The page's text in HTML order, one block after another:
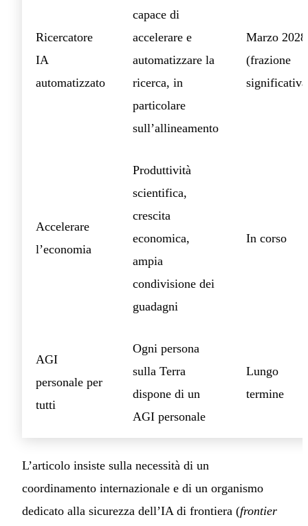
Ricercatore
IA
automatizzato
capace di
accelerare e
automatizzare la
ricerca, in
particolare
sull’allineamento
Marzo 2028
(frazione
Accelerare
l’economia
Produttività
scientifica,
crescita
economica,
ampia
condivisione dei
guadagni
In corso
AGI
personale per
tutti
Ogni persona
sulla Terra
dispone di un
AGI personale
Lungo
termine
L’articolo insiste sulla necessità di un
coordinamento internazionale e di un organismo
dedicato alla sicurezza dell’IA di frontiera (frontier